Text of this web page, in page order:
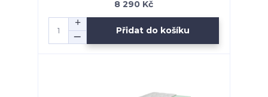
8 290 Kč
Přidat do košíku